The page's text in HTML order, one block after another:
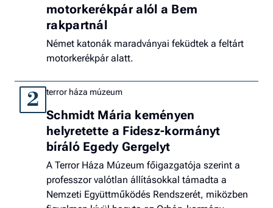
motorkerékpár alól a Bem
rakpartnál
Német katonák maradványai feküdtek a feltárt
motorkerékpár alatt.
2 terror háza múzeum
Schmidt Mária keményen
helyretette a Fidesz-kormányt
bíráló Egedy Gergelyt
A Terror Háza Múzeum főigazgatója szerint a
professzor valótlan állításokkal támadta a
Nemzeti Együttműködés Rendszerét, miközben